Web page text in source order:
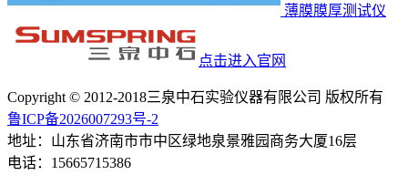
薄膜膜厚测试仪
点击进入官网
Copyright © 2012-2018三泉中石实验仪器有限公司 版权所有
鲁ICP备2026007293号-2
地址：山东省济南市市中区绿地泉景雅园商务大厦16层
电话：15665715386